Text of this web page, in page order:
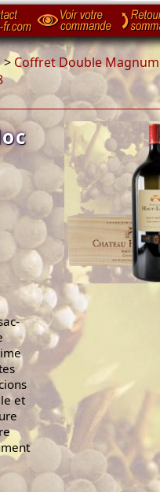
> Coffret Double Magnum
et